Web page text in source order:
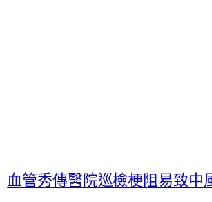
血管秀傳醫院巡檢梗阻易致中